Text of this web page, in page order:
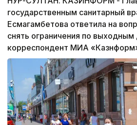
государственным санитарный
Есмагамбетова ответила на
снять ограничения по
корреспондент МИА